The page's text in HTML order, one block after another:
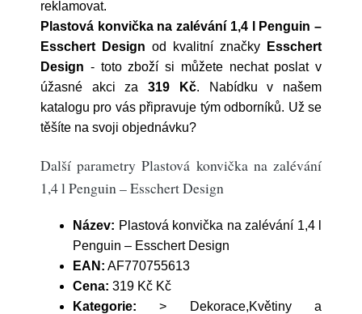
reklamovat.
Plastová konvička na zalévání 1,4 l Penguin –
Esschert Design od kvalitní značky
Esschert
Design - toto zboží si můžete nechat poslat v
úžasné akci za319 Kč. Nabídku v našem
katalogu pro vás připravuje tým odborníků. Už se
těšíte na svoji objednávku?
Další parametry Plastová konvička na zalévání
1,4 l Penguin – Esschert Design
Název: Plastová konvička na zalévání 1,4 l
Penguin – Esschert Design
EAN: AF770755613
Cena: 319 Kč Kč
Kategorie: > Dekorace,Květiny a